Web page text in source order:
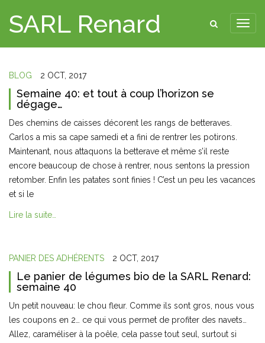
SARL Renard
BLOG 2 OCT, 2017
Semaine 40: et tout à coup l’horizon se
dégage…
Des chemins de caisses décorent les rangs de betteraves.
Carlos a mis sa cape samedi et a fini de rentrer les potirons.
Maintenant, nous attaquons la betterave et même s’il reste
encore beaucoup de chose à rentrer, nous sentons la pression
retomber. Enfin les patates sont finies ! C’est un peu les vacances
et si le
Lire la suite…
PANIER DES ADHÉRENTS 2 OCT, 2017
Le panier de légumes bio de la SARL Renard:
semaine 40
Un petit nouveau: le chou fleur. Comme ils sont gros, nous vous
les coupons en 2… ce qui vous permet de profiter des navets…
Allez, caraméliser à la poêle, cela passe tout seul, surtout si